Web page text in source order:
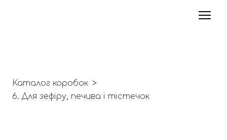
Каталог коробок
6. Для зефіру, печива і тістечок